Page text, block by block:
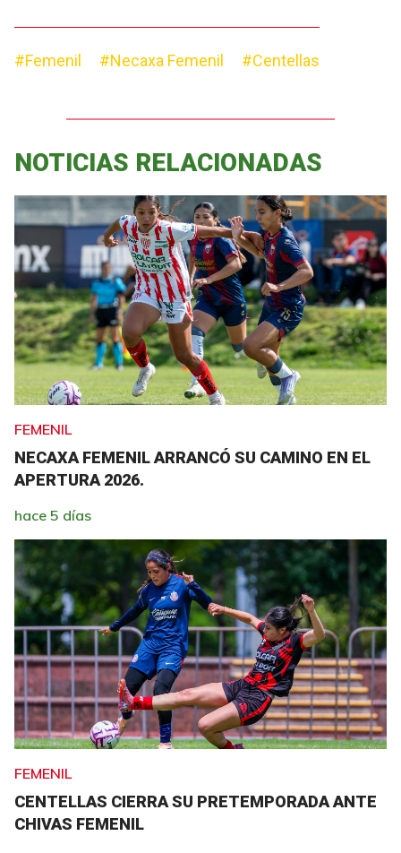
#Femenil #Necaxa Femenil #Centellas
NOTICIAS RELACIONADAS
FEMENIL
NECAXA FEMENIL ARRANCÓ SU CAMINO EN EL
APERTURA 2026.
hace 5 días
FEMENIL
CENTELLAS CIERRA SU PRETEMPORADA ANTE
CHIVAS FEMENIL